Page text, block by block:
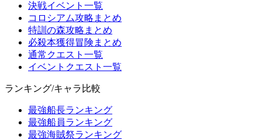
決戦イベント一覧
コロシアム攻略まとめ
特訓の森攻略まとめ
必殺本獲得冒険まとめ
通常クエスト一覧
イベントクエスト一覧
ランキング/キャラ比較
最強船長ランキング
最強船員ランキング
最強海賊祭ランキング